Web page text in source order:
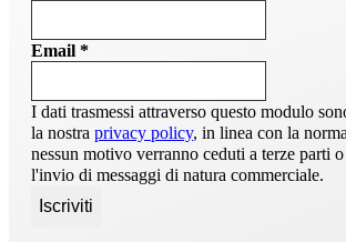
Email *
I dati trasmessi attraverso questo modulo
la nostra privacy policy, in linea con la
nessun motivo verranno ceduti a terze parti
l'invio di messaggi di natura commerciale.